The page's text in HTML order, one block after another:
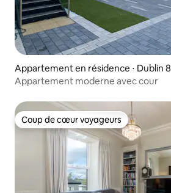
Appartement en résidence ⋅ Dublin 8
Appartement moderne avec cour
Coup de cœur voyageurs
Coup de cœur voyageurs